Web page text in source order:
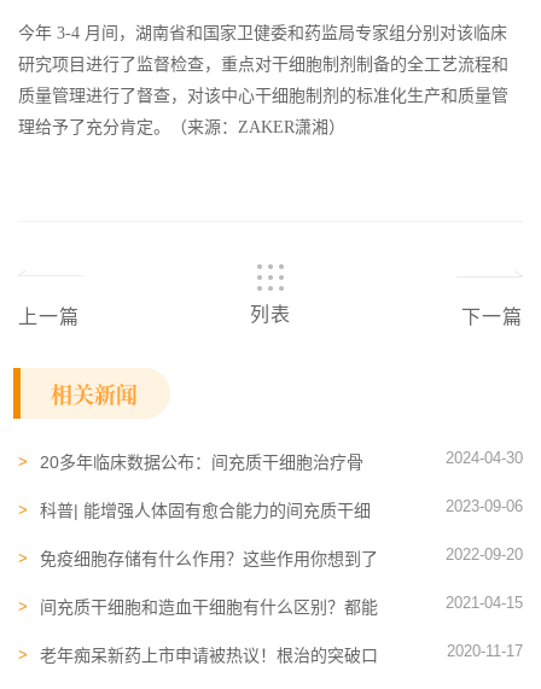
今年 3-4 月间，湖南省和国家卫健委和药监局专家组分别对该临床
研究项目进行了监督检查，重点对干细胞制剂制备的全工艺流程和
质量管理进行了督查，对该中心干细胞制剂的标准化生产和质量管
理给予了充分肯定。（来源：ZAKER潇湘 ）
上一篇 列表 下一篇
相关新闻
20多年临床数据公布：间充质干细胞治疗骨
2024-04-30
科普| 能增强人体固有愈合能力的间充质干细
2023-09-06
免疫细胞存储有什么作用？这些作用你想到了
2022-09-20
间充质干细胞和造血干细胞有什么区别？都能
2021-04-15
老年痴呆新药上市申请被热议！根治的突破口
2020-11-17